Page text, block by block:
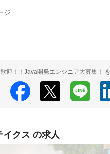
ジ
歓迎！！Java開発エンジニア大募集！
クス の求人